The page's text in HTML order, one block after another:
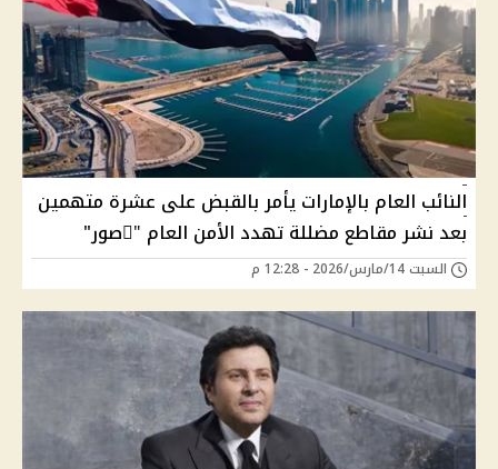
النائب العام بالإمارات يأمر بالقبض على عشرة متهمين
بعد نشر مقاطع مضللة تهدد الأمن العام "ًصور"
السبت 14/مارس/2026 - 12:28 م